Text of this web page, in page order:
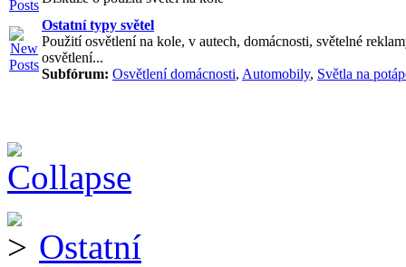
Ostatní typy světel
Použití osvětlení na kole, v autech, domácnosti, světelné
osvětlení...
Subfórum: Osvětlení domácnosti, Automobily, Světla na
Ostatní